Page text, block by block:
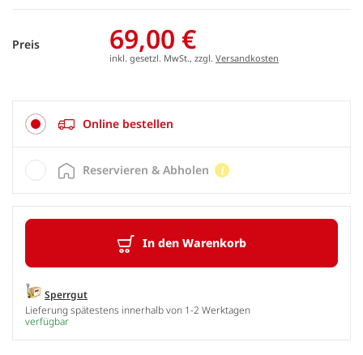
Preis 69,00 €
inkl. gesetzl. MwSt., zzgl. Versandkosten
Online bestellen
In den Warenkorb
Sperrgut
Lieferung spätestens innerhalb von 1-2 Werktagen
verfügbar
Reservieren & Abholen